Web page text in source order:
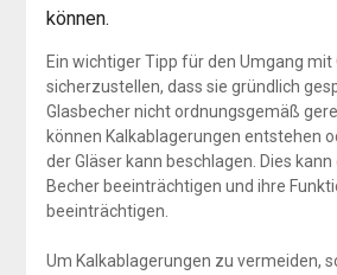
können.
Ein wichtiger Tipp für den Umgang mit
sicherzustellen, dass sie gründlich
Glasbecher nicht ordnungsgemäß
können Kalkablagerungen entstehen
der Gläser kann beschlagen. Dies
Becher beeinträchtigen und ihre
beeinträchtigen.
Um Kalkablagerungen zu vermeiden,